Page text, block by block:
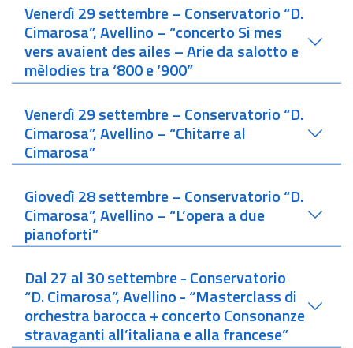
Venerdì 29 settembre – Conservatorio “D.
Cimarosa”, Avellino – “concerto Si mes
vers avaient des ailes – Arie da salotto e
mèlodies tra ‘800 e ‘900”
Venerdì 29 settembre – Conservatorio “D.
Cimarosa”, Avellino – “Chitarre al
Cimarosa”
Giovedì 28 settembre – Conservatorio “D.
Cimarosa”, Avellino – “L’opera a due
pianoforti”
Dal 27 al 30 settembre - Conservatorio
“D. Cimarosa”, Avellino - “Masterclass di
orchestra barocca + concerto Consonanze
stravaganti all’italiana e alla francese”